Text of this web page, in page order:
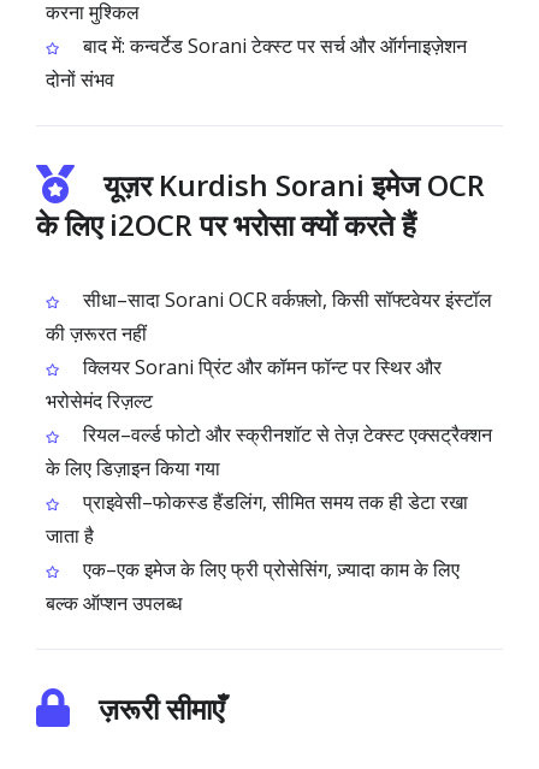
करना मुश्किल
बाद में: कन्वर्टेड Sorani टेक्स्ट पर सर्च और ऑर्गनाइज़ेशन
दोनों संभव
यूज़र Kurdish Sorani इमेज OCR
के लिए i2OCR पर भरोसा क्यों करते हैं
सीधा–सादा Sorani OCR वर्कफ़्लो, किसी सॉफ्टवेयर इंस्टॉल
की ज़रूरत नहीं
क्लियर Sorani प्रिंट और कॉमन फॉन्ट पर स्थिर और
भरोसेमंद रिज़ल्ट
रियल–वर्ल्ड फोटो और स्क्रीनशॉट से तेज़ टेक्स्ट एक्सट्रैक्शन
के लिए डिज़ाइन किया गया
प्राइवेसी–फोकस्ड हैंडलिंग, सीमित समय तक ही डेटा रखा
जाता है
एक–एक इमेज के लिए फ्री प्रोसेसिंग, ज़्यादा काम के लिए
बल्क ऑप्शन उपलब्ध
ज़रूरी सीमाएँ